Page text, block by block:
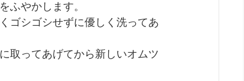
やかします。
シゴシせずに優しく洗ってあ
取ってあげてから新しいオムツ